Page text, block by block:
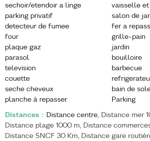
sechoir/etendoir a linge
vaisselle
parking privatif
salon de
detecteur de fumee
fer a
four
grille-pain
plaque gaz
jardin
parasol
bouilloire
television
barbecue
couette
seche cheveux
bain de
planche à repasser
Parking
Distances : Distance centre Distance mer
Distance plage 1000 m Distance
Distance SNCF 30 Km Distance gare